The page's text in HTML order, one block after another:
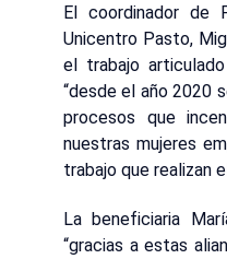
El coordinador de
Unicentro Pasto,
el trabajo
“desde el año 2020
procesos que
nuestras mujeres
trabajo que realizan
La beneficiaria
“gracias a estas